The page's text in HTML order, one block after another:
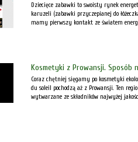
Dziecięce zabawki to swoisty rynek
karuzeli (zabawki przyczepianej do
mamy pierwszy kontakt ze światem
Kosmetyki z Prowansji. Sposób
Coraz chętniej sięgamy po kosmetyki
du soleil pochodzą aż z Prowansji. Ten
wytwarzane ze składników najwyżej